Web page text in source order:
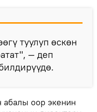
туулуп өскөн
— деп
оор экенин